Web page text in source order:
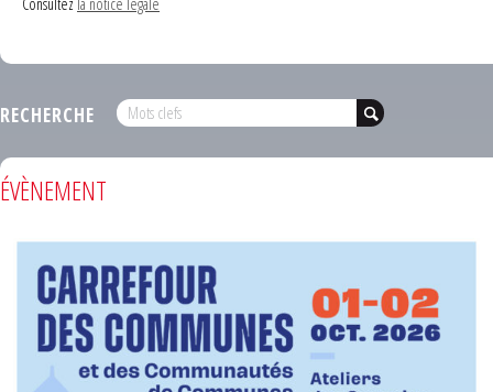
RECHERCHE
ÉVÈNEMENT